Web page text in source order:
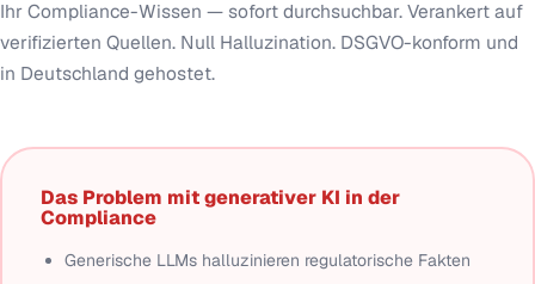
Ihr Compliance-Wissen — sofort durchsuchbar. Verankert auf
verifizierten Quellen. Null Halluzination. DSGVO-konform und
in Deutschland gehostet.
Das Problem mit generativer KI in der
Compliance
Generische LLMs halluzinieren regulatorische Fakten